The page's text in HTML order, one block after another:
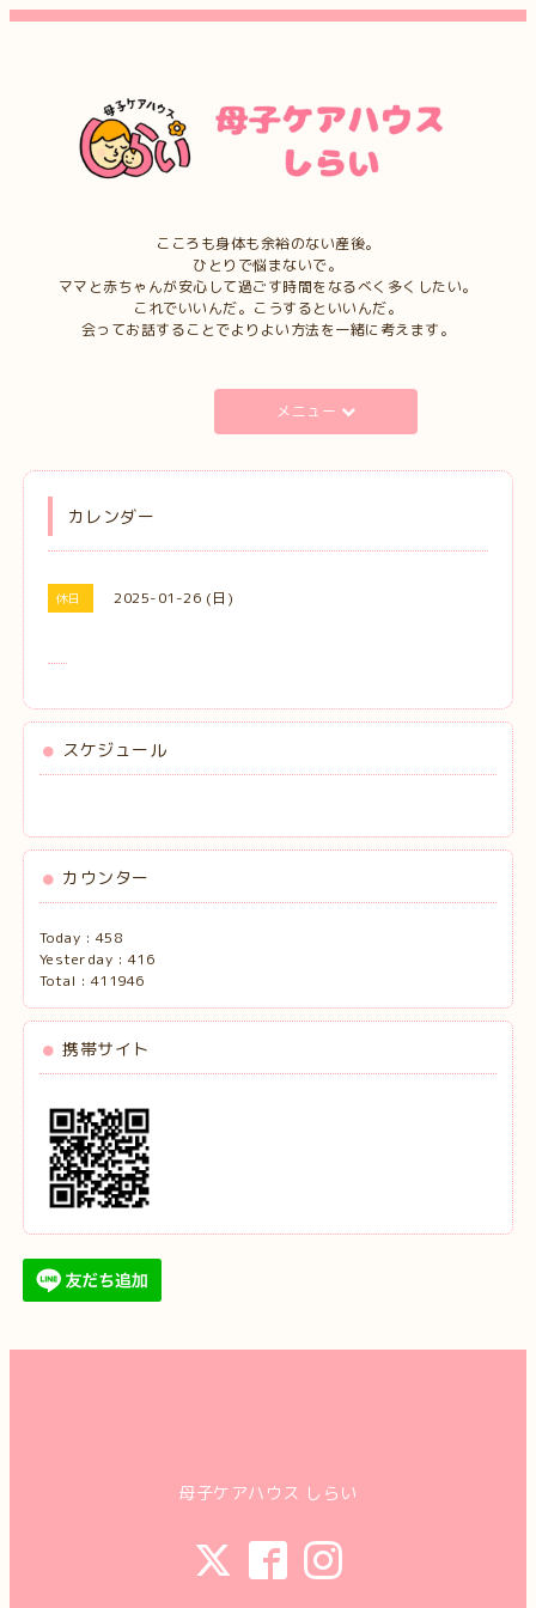
こころも身体も余裕のない産後。
ひとりで悩まないで。
ママと赤ちゃんが安心して過ごす時間をなるべく多くしたい。
これでいいんだ。こうするといいんだ。
会ってお話することでよりよい方法を一緒に考えます。
メニュー
カレンダー
休日 2025-01-26 (日)
スケジュール
カウンター
Today : 458
Yesterday : 416
Total : 411946
携帯サイト
母子ケアハウス しらい